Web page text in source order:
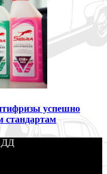
успешно
стандартам
ДД